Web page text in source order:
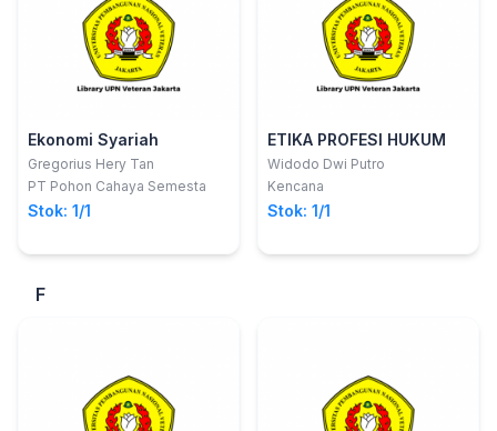
Ekonomi Syariah
Gregorius Hery Tan
PT Pohon Cahaya Semesta
Stok: 1/1
ETIKA PROFESI HUKUM
Widodo Dwi Putro
Kencana
Stok: 1/1
F